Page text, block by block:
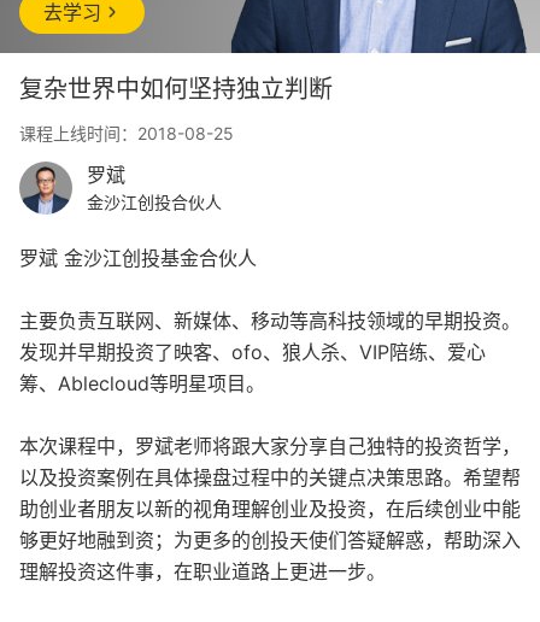
去学习
复杂世界中如何坚持独立判断
课程上线时间：2018-08-25
罗斌
金沙江创投合伙人
罗斌 金沙江创投基金合伙人
主要负责互联网、新媒体、移动等高科技领域的早期投资。
发现并早期投资了映客、ofo、狼人杀、VIP陪练、爱心
筹、Ablecloud等明星项目。
本次课程中，罗斌老师将跟大家分享自己独特的投资哲学，
以及投资案例在具体操盘过程中的关键点决策思路。希望帮
助创业者朋友以新的视角理解创业及投资，在后续创业中能
够更好地融到资；为更多的创投天使们答疑解惑，帮助深入
理解投资这件事，在职业道路上更进一步。